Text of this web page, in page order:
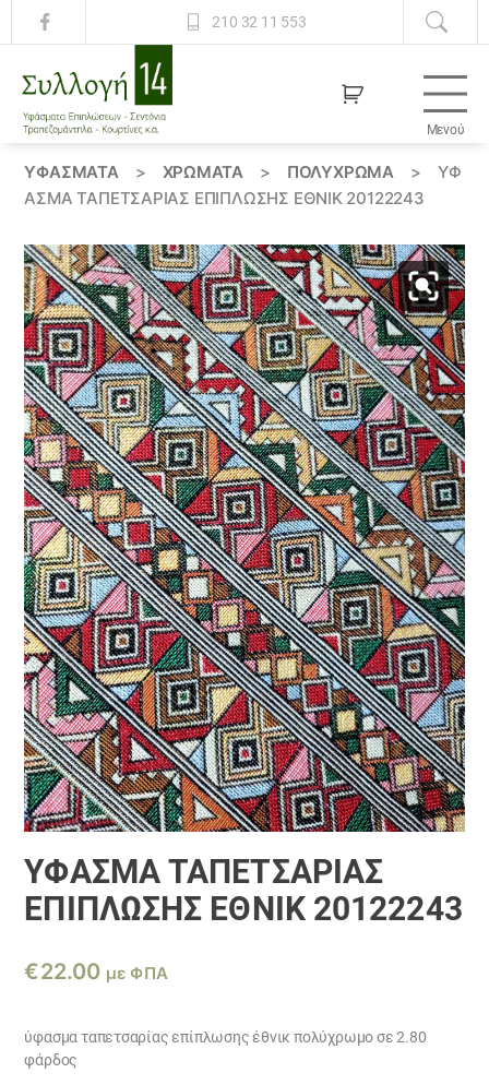
210 32 11 553
14
Μενού
ΥΦΆΣΜΑΤΑ > ΧΡΏΜΑΤΑ > ΠΟΛΥΧΡΩΜΑ >
ΎΦ
ΑΣΜΑ ΤΑΠΕΤΣΑΡΊΑΣ ΕΠΊΠΛΩΣΗΣ ΈΘΝΙΚ 20122243
ΎΦΑΣΜΑ ΤΑΠΕΤΣΑΡΊΑΣ
ΕΠΊΠΛΩΣΗΣ ΈΘΝΙΚ 20122243
€22.00 με ΦΠΑ
ύφασμα ταπετσαρίας επίπλωσης έθνικ πολύχρωμο σε 2.80
φάρδος